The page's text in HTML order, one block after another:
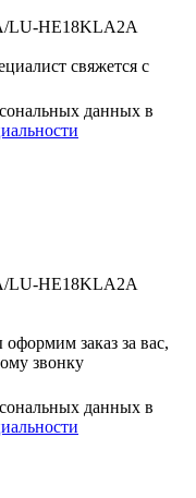
LU-HE18KLA2A
свяжется с
данных в
LU-HE18KLA2A
заказ за вас,
звонку
данных в